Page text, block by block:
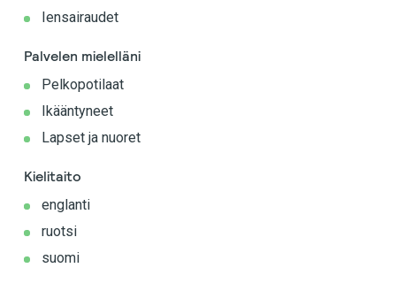
Iensairaudet
Palvelen mielelläni
Pelkopotilaat
Ikääntyneet
Lapset ja nuoret
Kielitaito
englanti
ruotsi
suomi